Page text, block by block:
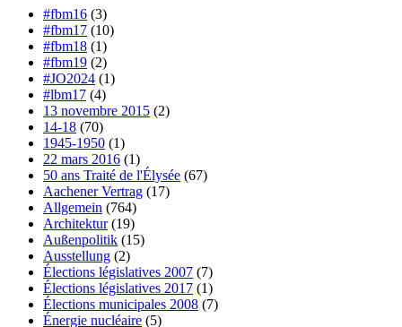
#fbm16 (3)
#fbm17 (10)
#fbm18 (1)
#fbm19 (2)
#JO2024 (1)
#lbm17 (4)
13 novembre 2015 (2)
14-18 (70)
1945-1950 (1)
22 mars 2016 (1)
50 ans Traité de l'Élysée (67)
Aachener Vertrag (17)
Allgemein (764)
Architektur(19)
Außenpolitik (15)
Ausstellung (2)
Élections législatives 2007 (7)
Élections législatives 2017 (1)
Élections municipales 2008 (7)
Énergie nucléaire (5)